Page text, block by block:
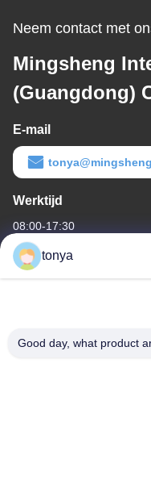
Neem contact met
Mingsheng
(Guangdong)
E-mail
Werktijd
08:00-17:30
Ons adres
Eén van Nee.2, Wende
tonya
Good day, what product